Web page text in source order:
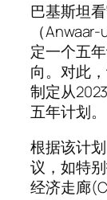
巴基斯坦
（
定一个五
向。对此
制定从
五年计划。
根据该计
议，如特
经济走廊